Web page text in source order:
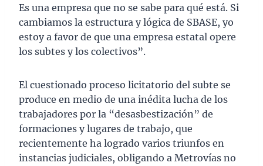
Es una empresa que no se sabe para qué está. Si
cambiamos la estructura y lógica de SBASE, yo
estoy a favor de que una empresa estatal opere
los subtes y los colectivos”.
El cuestionado proceso licitatorio del subte se
produce en medio de una inédita lucha de los
trabajadores por la “desasbestización” de
formaciones y lugares de trabajo, que
recientemente ha logrado varios triunfos en
instancias judiciales, obligando a Metrovías no